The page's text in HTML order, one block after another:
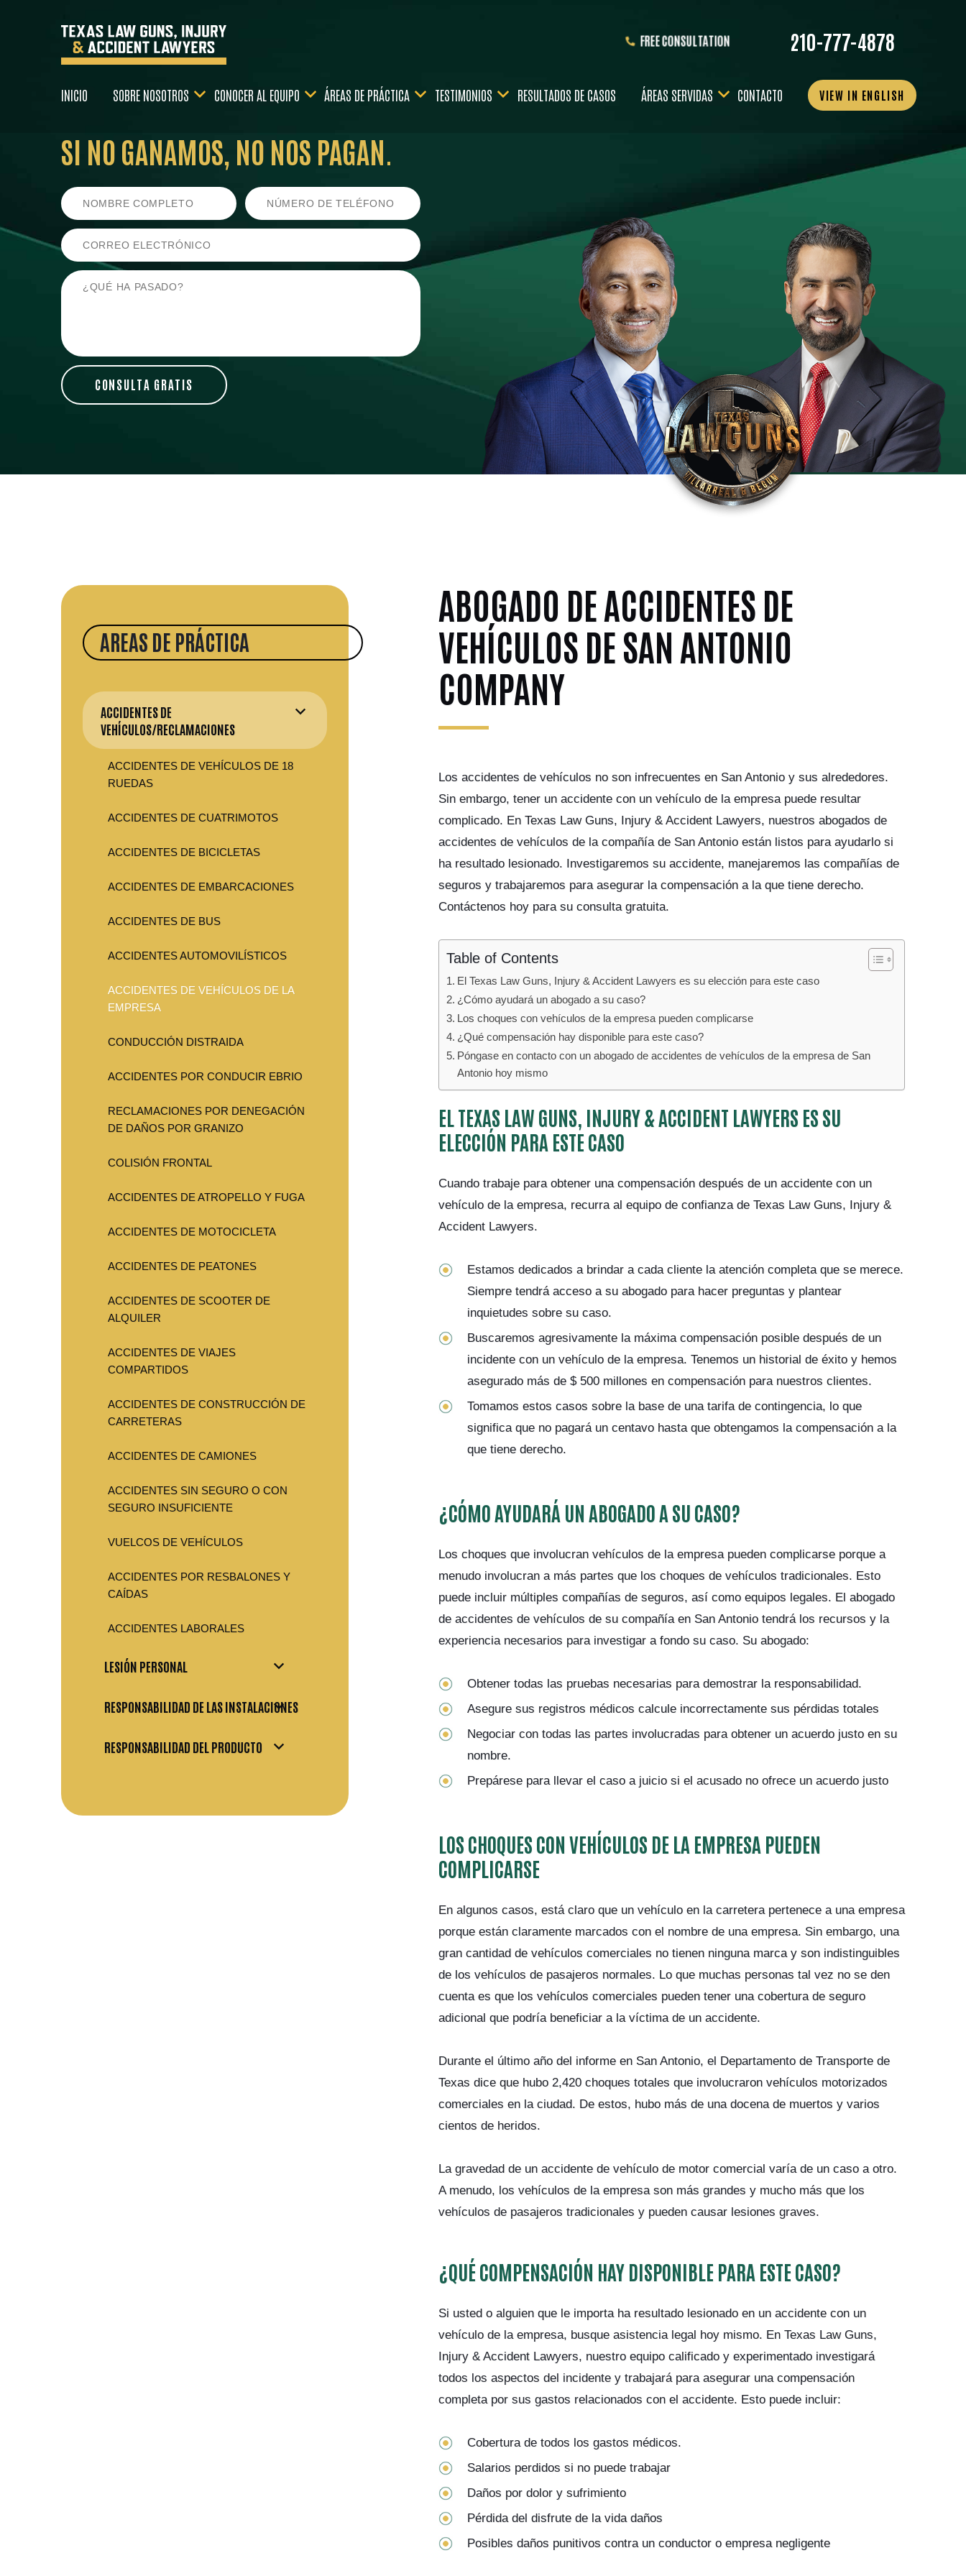
INICIO SOBRE NOSOTROS CONOCER AL EQUIPO ÁREAS DE PRÁCTICA TESTIMONIOS RESULTADOS DE CASOS ÁREAS SERVIDAS CONTACTO VIEW IN ENGLISH
FREE CONSULTATION 210-777-4878
SI NO GANAMOS, NO NOS PAGAN.
AREAS DE PRÁCTICA
ACCIDENTES DE
VEHÍCULOS/RECLAMACIONES
ACCIDENTES DE VEHÍCULOS DE 18
RUEDAS
ACCIDENTES DE CUATRIMOTOS
ACCIDENTES DE BICICLETAS
ACCIDENTES DE EMBARCACIONES
ACCIDENTES DE BUS
ACCIDENTES AUTOMOVILÍSTICOS
ACCIDENTES DE VEHÍCULOS DE LA
EMPRESA
CONDUCCIÓN DISTRAIDA
ACCIDENTES POR CONDUCIR EBRIO
RECLAMACIONES POR DENEGACIÓN
DE DAÑOS POR GRANIZO
COLISIÓN FRONTAL
ACCIDENTES DE ATROPELLO Y FUGA
ACCIDENTES DE MOTOCICLETA
ACCIDENTES DE PEATONES
ACCIDENTES DE SCOOTER DE
ALQUILER
ACCIDENTES DE VIAJES
COMPARTIDOS
ACCIDENTES DE CONSTRUCCIÓN DE
CARRETERAS
ACCIDENTES DE CAMIONES
ACCIDENTES SIN SEGURO O CON
SEGURO INSUFICIENTE
VUELCOS DE VEHÍCULOS
ACCIDENTES POR RESBALONES Y
CAÍDAS
ACCIDENTES LABORALES
LESIÓN PERSONAL
RESPONSABILIDAD DE LAS INSTALACIONES
RESPONSABILIDAD DEL PRODUCTO
ABOGADO DE ACCIDENTES DE
VEHÍCULOS DE SAN ANTONIO
COMPANY
Los accidentes de vehículos no son infrecuentes en San Antonio y sus alrededores.
Sin embargo, tener un accidente con un vehículo de la empresa puede resultar
complicado. En Texas Law Guns, Injury & Accident Lawyers, nuestros abogados de
accidentes de vehículos de la compañía de San Antonio están listos para ayudarlo si
ha resultado lesionado. Investigaremos su accidente, manejaremos las compañías de
seguros y trabajaremos para asegurar la compensación a la que tiene derecho.
Contáctenos hoy para su consulta gratuita.
Table of Contents
El Texas Law Guns, Injury & Accident Lawyers es su elección para este caso
¿Cómo ayudará un abogado a su caso?
Los choques con vehículos de la empresa pueden complicarse
¿Qué compensación hay disponible para este caso?
Póngase en contacto con un abogado de accidentes de vehículos de la empresa de San
Antonio hoy mismo
EL TEXAS LAW GUNS, INJURY & ACCIDENT LAWYERS ES SU
ELECCIÓN PARA ESTE CASO
Cuando trabaje para obtener una compensación después de un accidente con un
vehículo de la empresa, recurra al equipo de confianza de Texas Law Guns, Injury &
Accident Lawyers.
Estamos dedicados a brindar a cada cliente la atención completa que se merece.
Siempre tendrá acceso a su abogado para hacer preguntas y plantear
inquietudes sobre su caso.
Buscaremos agresivamente la máxima compensación posible después de un
incidente con un vehículo de la empresa. Tenemos un historial de éxito y hemos
asegurado más de $ 500 millones en compensación para nuestros clientes.
Tomamos estos casos sobre la base de una tarifa de contingencia, lo que
significa que no pagará un centavo hasta que obtengamos la compensación a la
que tiene derecho.
¿CÓMO AYUDARÁ UN ABOGADO A SU CASO?
Los choques que involucran vehículos de la empresa pueden complicarse porque a
menudo involucran a más partes que los choques de vehículos tradicionales. Esto
puede incluir múltiples compañías de seguros, así como equipos legales. El abogado
de accidentes de vehículos de su compañía en San Antonio tendrá los recursos y la
experiencia necesarios para investigar a fondo su caso. Su abogado:
Obtener todas las pruebas necesarias para demostrar la responsabilidad.
Asegure sus registros médicos calcule incorrectamente sus pérdidas totales
Negociar con todas las partes involucradas para obtener un acuerdo justo en su
nombre.
Prepárese para llevar el caso a juicio si el acusado no ofrece un acuerdo justo
LOS CHOQUES CON VEHÍCULOS DE LA EMPRESA PUEDEN
COMPLICARSE
En algunos casos, está claro que un vehículo en la carretera pertenece a una empresa
porque están claramente marcados con el nombre de una empresa. Sin embargo, una
gran cantidad de vehículos comerciales no tienen ninguna marca y son indistinguibles
de los vehículos de pasajeros normales. Lo que muchas personas tal vez no se den
cuenta es que los vehículos comerciales pueden tener una cobertura de seguro
adicional que podría beneficiar a la víctima de un accidente.
Durante el último año del informe en San Antonio, el Departamento de Transporte de
Texas dice que hubo 2,420 choques totales que involucraron vehículos motorizados
comerciales en la ciudad. De estos, hubo más de una docena de muertos y varios
cientos de heridos.
La gravedad de un accidente de vehículo de motor comercial varía de un caso a otro.
A menudo, los vehículos de la empresa son más grandes y mucho más que los
vehículos de pasajeros tradicionales y pueden causar lesiones graves.
¿QUÉ COMPENSACIÓN HAY DISPONIBLE PARA ESTE CASO?
Si usted o alguien que le importa ha resultado lesionado en un accidente con un
vehículo de la empresa, busque asistencia legal hoy mismo. En Texas Law Guns,
Injury & Accident Lawyers, nuestro equipo calificado y experimentado investigará
todos los aspectos del incidente y trabajará para asegurar una compensación
completa por sus gastos relacionados con el accidente. Esto puede incluir:
Cobertura de todos los gastos médicos.
Salarios perdidos si no puede trabajar
Daños por dolor y sufrimiento
Pérdida del disfrute de la vida daños
Posibles daños punitivos contra un conductor o empresa negligente